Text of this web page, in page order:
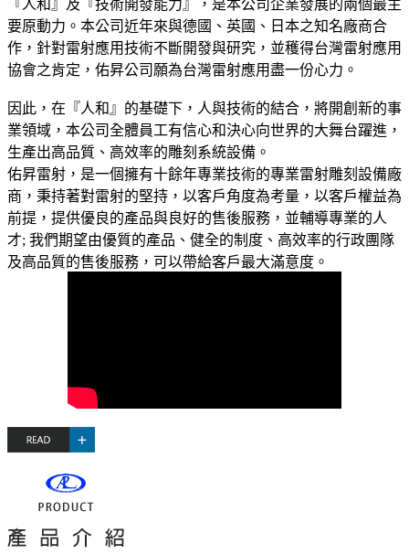
『人和』及『技術開發能力』，是本公司企業發展的兩個最主
要原動力。本公司近年來與德國、英國、日本之知名廠商合
作，針對雷射應用技術不斷開發與研究，並穫得台灣雷射應用
協會之肯定，佑昇公司願為台灣雷射應用盡一份心力。
因此，在『人和』的基礎下，人與技術的結合，將開創新的事
業領域，本公司全體員工有信心和決心向世界的大舞台躍進，
生產出高品質、高效率的雕刻系統設備。
佑昇雷射，是一個擁有十餘年專業技術的專業雷射雕刻設備廠
商，秉持著對雷射的堅持，以客戶角度為考量，以客戶權益為
前提，提供優良的產品與良好的售後服務，並輔導專業的人
才; 我們期望由優質的產品、健全的制度、高效率的行政團隊
及高品質的售後服務，可以帶給客戶最大滿意度。